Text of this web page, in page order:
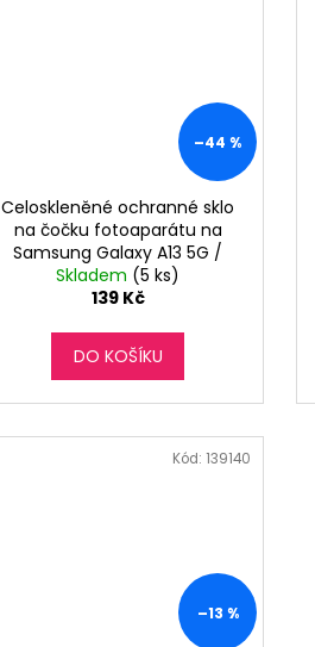
–44 %
Celoskleněné ochranné sklo
na čočku fotoaparátu na
Samsung Galaxy A13 5G /
A04s
Skladem (5 ks)
139 Kč
DO KOŠÍKU
–13 %
Kód:139140